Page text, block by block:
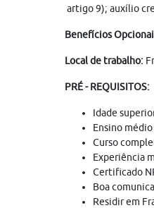
artigo 9); auxílio
Benefícios
Local de trabalho:
PRÉ - REQUISITOS:
Idade
Ensino
Curso
Experiência
Certificado
Boa
Residir em